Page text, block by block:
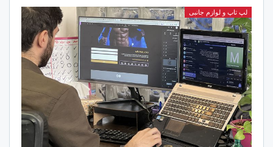
لپ تاپ و لوازم جانبی